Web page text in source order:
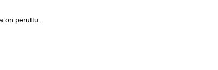
on peruttu.